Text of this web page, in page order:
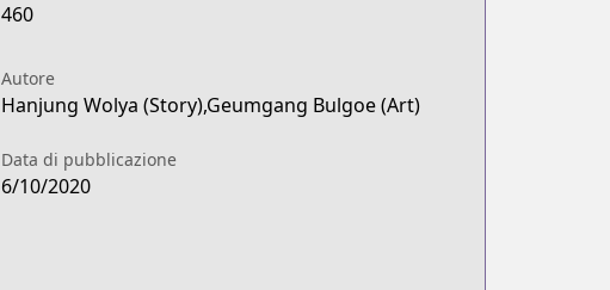
460
Autore
Hanjung Wolya (Story),Geumgang Bulgoe (Art)
Data di pubblicazione
6/10/2020